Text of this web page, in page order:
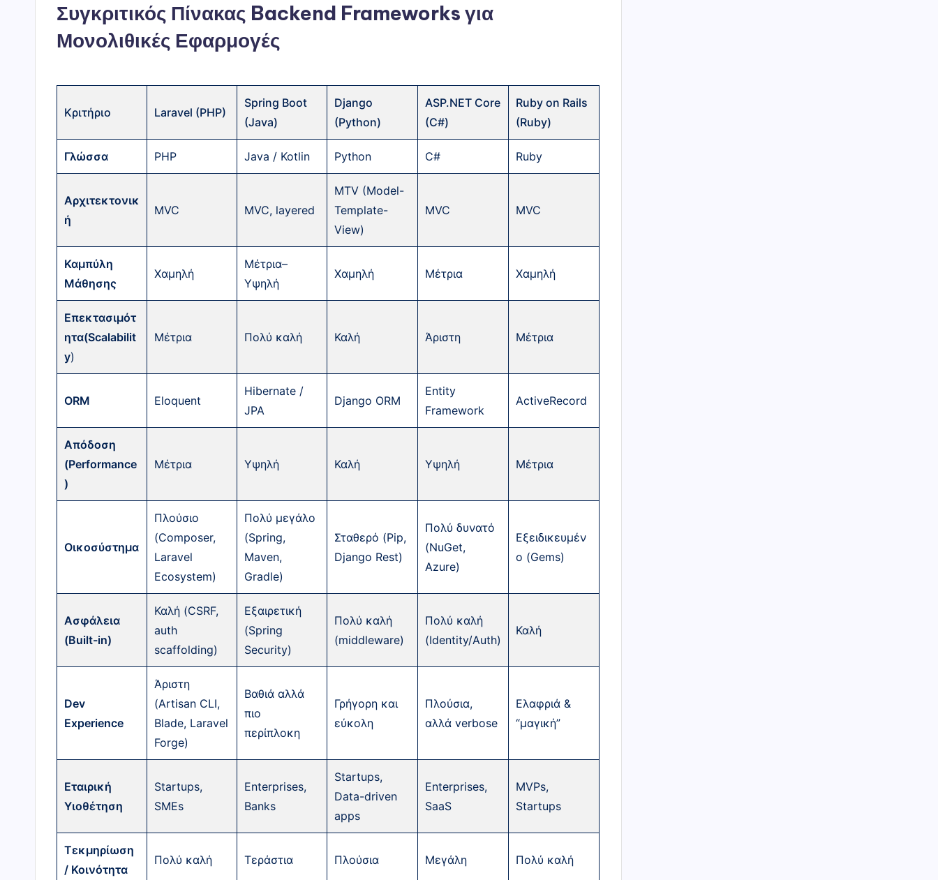
Συγκριτικός Πίνακας Backend Frameworks για
Μονολιθικές Εφαρμογές
Κριτήριο Laravel (PHP)
Spring Boot
(Java)
Django
(Python)
ASP.NET Core
(C#)
Ruby on Rails
(Ruby)
Γλώσσα PHP Java / Kotlin Python C# Ruby
Αρχιτεκτονικ
ή
MVC MVC, layered
MTV (Model-
Template-
View)
MVC MVC
Καμπύλη
Μάθησης
Χαμηλή
Μέτρια–
Υψηλή
Χαμηλή Μέτρια Χαμηλή
Επεκτασιμότ
ητα(Scalabilit
y)
Μέτρια Πολύ καλή Καλή Άριστη Μέτρια
ORM Eloquent
Hibernate /
JPA
Django ORM
Entity
Framework
ActiveRecord
Απόδοση
(Performance
)
Μέτρια Υψηλή Καλή Υψηλή Μέτρια
Οικοσύστημα
Πλούσιο
(Composer,
Laravel
Ecosystem)
Πολύ μεγάλο
(Spring,
Maven,
Gradle)
Σταθερό (Pip,
Django Rest)
Πολύ δυνατό
(NuGet,
Azure)
Εξειδικευμέν
ο (Gems)
Ασφάλεια
(Built-in)
Καλή (CSRF,
auth
scaffolding)
Εξαιρετική
(Spring
Security)
Πολύ καλή
(middleware)
Πολύ καλή
(Identity/Auth)
Καλή
Dev
Experience
Άριστη
(Artisan CLI,
Blade, Laravel
Forge)
Βαθιά αλλά
πιο
περίπλοκη
Γρήγορη και
εύκολη
Πλούσια,
αλλά verbose
Ελαφριά &
“μαγική”
Εταιρική
Υιοθέτηση
Startups,
SMEs
Enterprises,
Banks
Startups,
Data-driven
apps
Enterprises,
SaaS
MVPs,
Startups
Τεκμηρίωση
/ Κοινότητα
Πολύ καλή Τεράστια Πλούσια Μεγάλη Πολύ καλή